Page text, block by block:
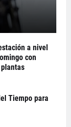
a nivel
con
Tiempo para